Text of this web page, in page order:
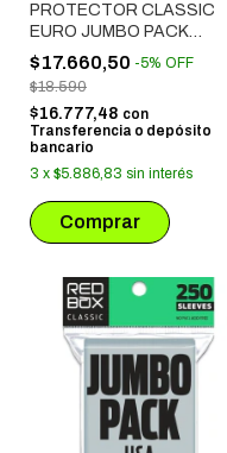
PROTECTOR CLASSIC
EURO JUMBO PACK
(59X92 MM) 250
$17.660,50 -5% OFF
$18.590
$16.777,48 con
Transferencia o depósito
bancario
3 x $5.886,83 sin interés